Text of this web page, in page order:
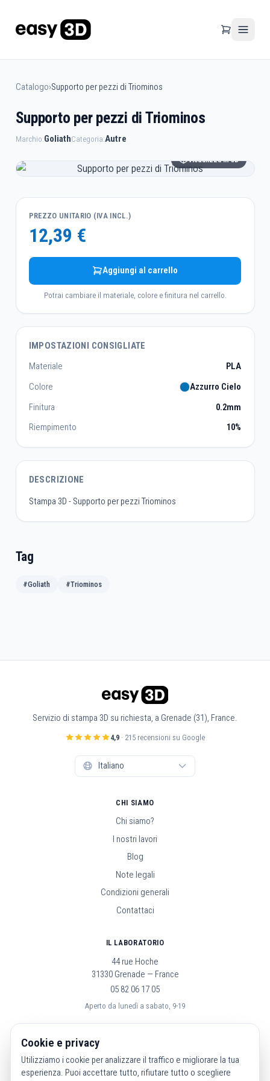
Catalogo›Supporto per pezzi di Triominos
Supporto per pezzi di Triominos
Marchio:GoliathCategoria:Autre
Visualizza in 3D
PREZZO UNITARIO (IVA INCL.)
12,39 €
Aggiungi al carrello
Potrai cambiare il materiale, colore e finitura nel carrello.
IMPOSTAZIONI CONSIGLIATE
Materiale
PLA
Colore
Azzurro Cielo
Finitura
0.2mm
Riempimento
10%
DESCRIZIONE
Stampa 3D - Supporto per pezzi Triominos
Tag
#Goliath #Triominos
Servizio di stampa 3D su richiesta, a Grenade (31), France.
4,9· 215 recensioni su Google
CHI SIAMO
Chi siamo?
I nostri lavori
Blog
Note legali
Condizioni generali
Contattaci
IL LABORATORIO
44 rue Hoche
31330 Grenade — France
05 82 06 17 05
Aperto da lunedì a sabato, 9-19
Cookie e privacy
Utilizziamo i cookie per analizzare il traffico e migliorare la tua
esperienza. Puoi accettare tutto, rifiutare tutto o scegliere